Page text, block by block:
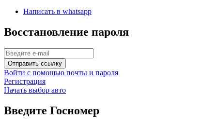
Написать в whatsapp
Восстановление пароля
Отправить ссылку
Войти с помощью почты и пароля
Регистрация
Начать выбор авто
Введите Госномер